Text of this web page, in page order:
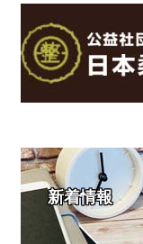
新着情報